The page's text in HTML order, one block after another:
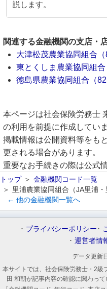
説します。
関連する金融機関の支店・
大津松茂農業協同組合（
東とくしま農業協同組合
徳島県農業協同組合（
本ページは社会保険労務士
の利用を前提に作成していま
掲載情報は公開資料等をも
更される場合があります。
重要なお手続きの際は公式
トップ
金融機関コード一覧
里浦農業協同組合（JA里浦
← 他の金融機関一覧へ
プライバシーポリシー
運営者情
データ更新
本サイトでは、社会保険労務士・2級
田 和朝が記事内容の確認に関わって